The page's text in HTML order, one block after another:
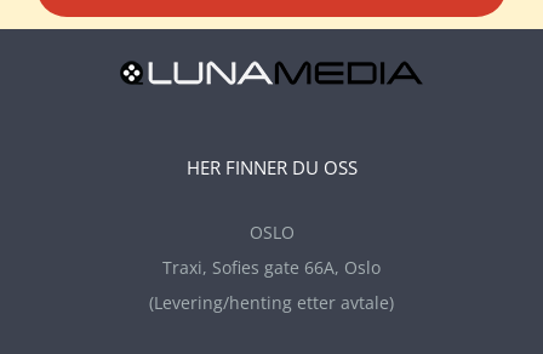
HER FINNER DU OSS
OSLO
Traxi, Sofies gate 66A, Oslo
(Levering/henting etter avtale)